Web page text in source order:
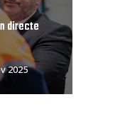
directe
2025